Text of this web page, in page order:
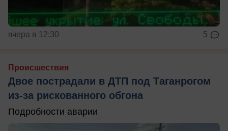
вчера в 12:30 5
Происшествия
Двое пострадали в ДТП под Таганрогом
из-за рискованного обгона
Подробности аварии